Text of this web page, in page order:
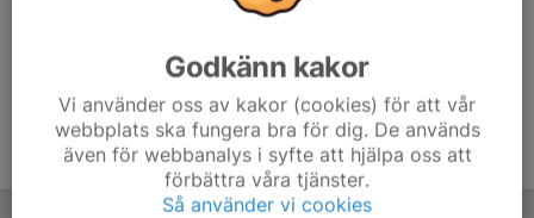
Godkänn kakor
Vi använder oss av kakor (cookies) för att vår
webbplats ska fungera bra för dig. De används
även för webbanalys i syfte att hjälpa oss att
förbättra våra tjänster.
Så använder vi cookies